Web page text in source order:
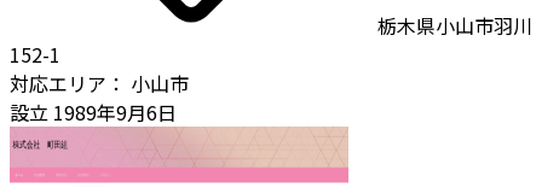
栃木県小山市羽川
152-1
対応エリア： 小山市
設立 1989年9月6日